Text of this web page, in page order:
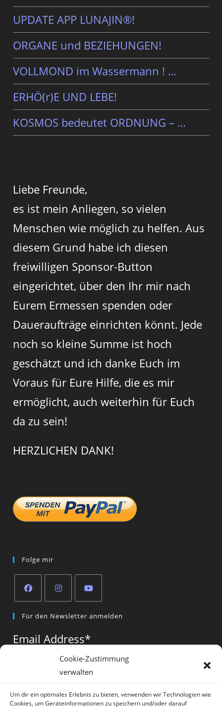
Cookie-Zustimmung
verwalten
Um dir ein optimales Erlebnis zu bieten, verwenden wir Technologien wie
Cookies, um Geräteinformationen zu speichern und/oder darauf
UPDATE APP LUNAJIN®!
ORGANE und BEZIEHUNGEN!
VOLLMOND im Wassermann ! …
ERHÖ(r)E UND LEBE!
KOSMOS bedeutet ORDNUNG – …
Liebe Freunde,
es ist mein Anliegen, so vielen
Menschen wie möglich zu helfen. Aus
diesem Grund habe ich diesen
freiwilligen Sponsor-Button
eingerichtet, über den Ihr mir nach
Eurem Ermessen spenden oder
Daueraufträge einrichten könnt. Jede
noch so kleine Summe ist hoch
geschätzt und ich danke Euch im
Voraus für Eure Hilfe, die es mir
ermöglicht, auch weiterhin für Euch
da zu sein!
HERZLICHEN DANK!
Folge mir
in
new
in
new
in
new
tab
Für den Newsletter anmelden
Email Address*
Vorname*